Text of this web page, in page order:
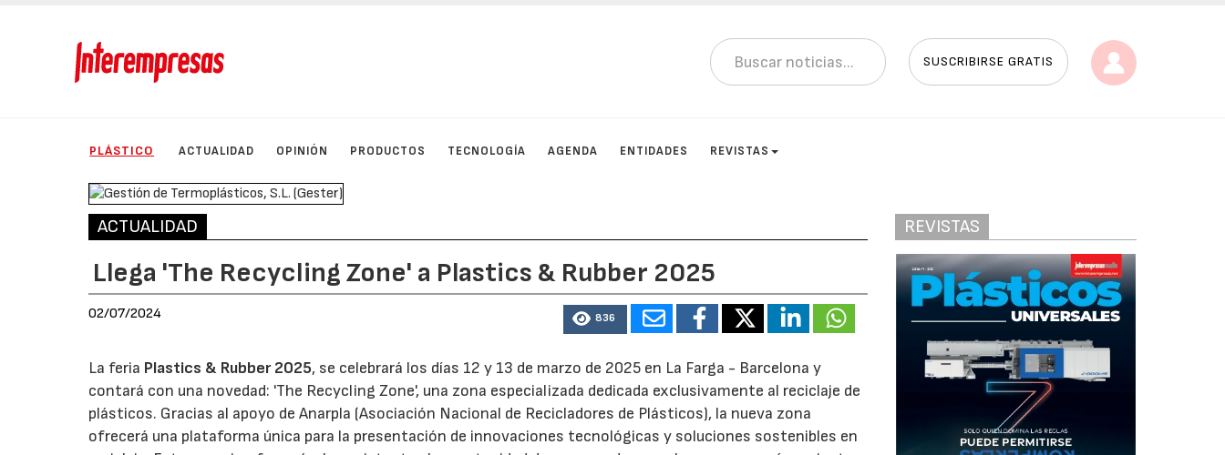
SUSCRIBIRSE GRATIS
PLÁSTICO ACTUALIDAD OPINIÓN PRODUCTOS TECNOLOGÍA AGENDA ENTIDADES REVISTAS
ACTUALIDAD
Llega 'The Recycling Zone' a Plastics & Rubber 2025
02/07/2024 836
La feria Plastics & Rubber 2025, se celebrará los días 12 y 13 de marzo de 2025 en La Farga - Barcelona y
contará con una novedad: 'The Recycling Zone', una zona especializada dedicada exclusivamente al reciclaje de
plásticos. Gracias al apoyo de Anarpla (Asociación Nacional de Recicladores de Plásticos), la nueva zona
ofrecerá una plataforma única para la presentación de innovaciones tecnológicas y soluciones sostenibles en
REVISTAS